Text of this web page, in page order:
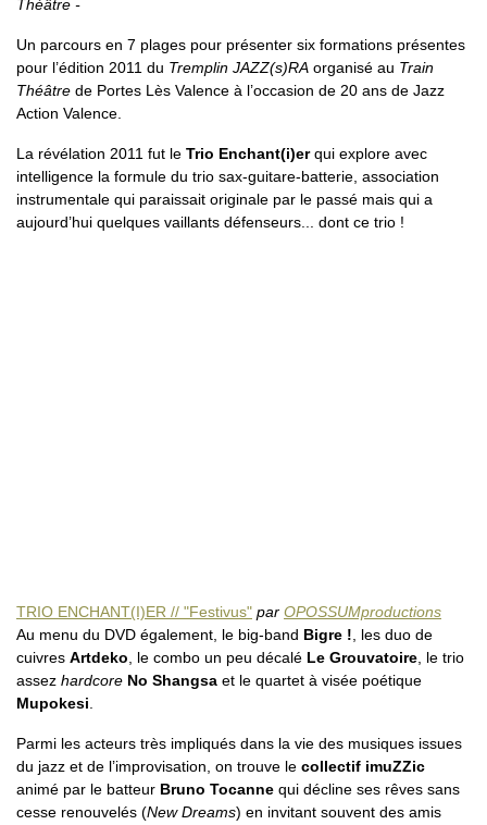
Théâtre -
Un parcours en 7 plages pour présenter six formations présentes
pour l’édition 2011 du Tremplin JAZZ(s)RA organisé au Train
Théâtre de Portes Lès Valence à l’occasion de 20 ans de Jazz
Action Valence.
La révélation 2011 fut le Trio Enchant(i)erqui explore avec
intelligence la formule du trio sax-guitare-batterie, association
instrumentale qui paraissait originale par le passé mais qui a
aujourd’hui quelques vaillants défenseurs... dont ce trio !
TRIO ENCHANT(I)ER // "Festivus" par OPOSSUMproductions
Au menu du DVD également, le big-band Bigre !, les duo de
cuivres Artdeko, le combo un peu décalé Le Grouvatoire, le trio
assez hardcore No Shangsa et le quartet à visée poétique
Mupokesi.
Parmi les acteurs très impliqués dans la vie des musiques issues
du jazz et de l’improvisation, on trouve le collectif imuZZic
animé par le batteur Bruno Tocanne qui décline ses rêves sans
cesse renouvelés (New Dreams) en invitant souvent des amis